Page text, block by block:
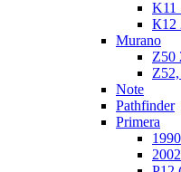
K11
К12
Murano
Z50
Note
Pathfinder
Primera